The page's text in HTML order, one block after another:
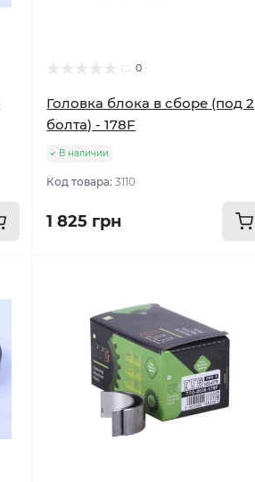
0
Головка блока в сборе (под 2
болта) - 178F
В наличии
Код товара:3110
1 825 грн